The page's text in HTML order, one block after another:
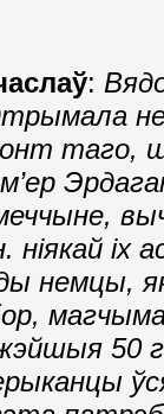
:
таго,
ніякай іх
немцы, як
50